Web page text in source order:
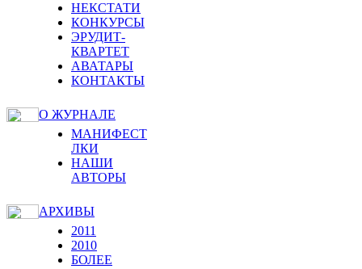
НЕКСТАТИ
КОНКУРСЫ
ЭРУДИТ-
КВАРТЕТ
АВАТАРЫ
КОНТАКТЫ
О ЖУРНАЛЕ
МАНИФЕСТ
ЛКИ
НАШИ
АВТОРЫ
АРХИВЫ
2011
2010
БОЛЕЕ